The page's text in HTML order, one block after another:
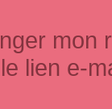
mon
lien e-